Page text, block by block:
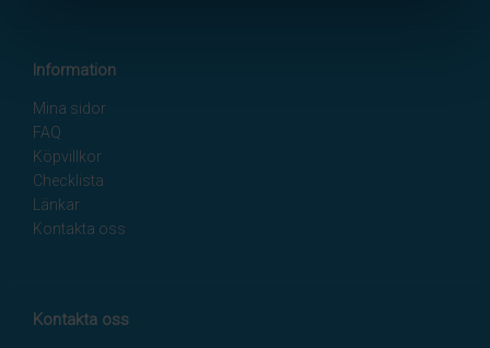
Information
Mina sidor
FAQ
Köpvillkor
Checklista
Länkar
Kontakta oss
Kontakta oss